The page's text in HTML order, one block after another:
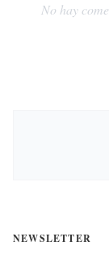
No hay
NEWSLETTER